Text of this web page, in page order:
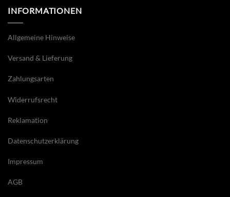
INFORMATIONEN
Allgemeine Hinweise
Versand & Lieferung
Zahlungsarten
Widerrufsrecht
Reklamation
Datenschutzerklärung
Impressum
AGB